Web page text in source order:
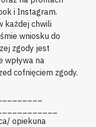
i Instagram.
każdej chwili
wniosku do
zgody jest
wpływa na
cofnięciem zgody.
opiekuna